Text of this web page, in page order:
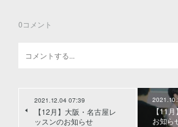
0コメント
2021.12.04 07:39
【12月】大阪・名古屋レ
ッスンのお知らせ
【11
お知ら